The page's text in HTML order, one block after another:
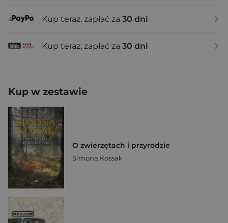
Kup teraz, zapłać za 30 dni
Kup teraz, zapłać za 30 dni
Kup w zestawie
O zwierzętach i przyrodzie
Simona Kossak